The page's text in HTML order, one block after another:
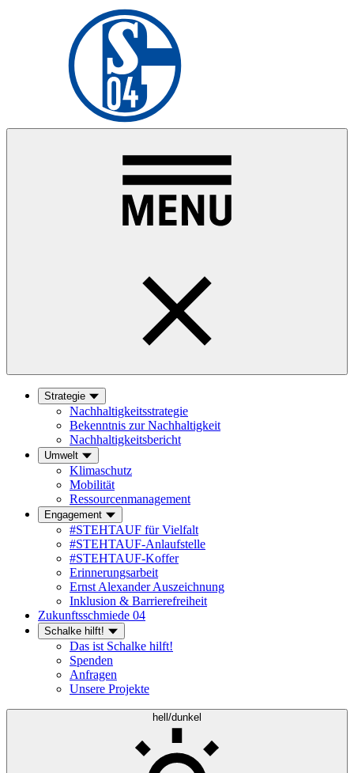
Strategie
Nachhaltigkeitsstrategie
Bekenntnis zur Nachhaltigkeit
Nachhaltigkeitsbericht
Umwelt
Klimaschutz
Mobilität
Ressourcenmanagement
Engagement
#STEHTAUF für Vielfalt
#STEHTAUF-Anlaufstelle
#STEHTAUF-Koffer
Erinnerungsarbeit
Ernst Alexander Auszeichnung
Inklusion & Barrierefreiheit
Zukunftsschmiede 04
Schalke hilft!
Das ist Schalke hilft!
Spenden
Anfragen
Unsere Projekte
hell/dunkel